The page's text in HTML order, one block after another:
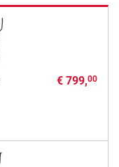
€ 799,00